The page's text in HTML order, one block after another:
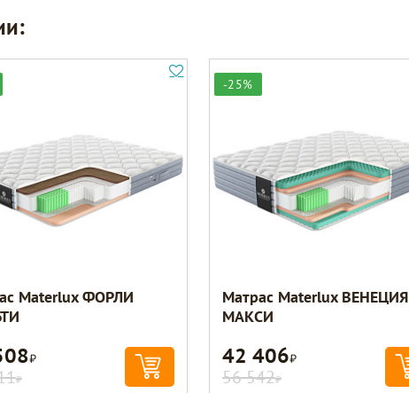
Materlux ФОРЛИ
Р
Р
-25%
Матрас Materlux ВЕНЕЦИЯ
МАКСИ
42 406Р
56 542Р